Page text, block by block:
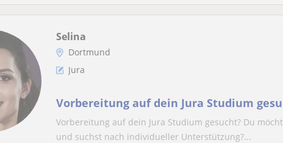
Selina
Dortmund
Jura
Vorbereitung auf dein Jura Studium
Vorbereitung auf dein Jura Studium gesucht? Du
und suchst nach individueller Unterstützung?...